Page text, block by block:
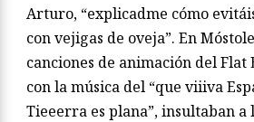
Arturo, “explicadme cómo
con vejigas de oveja”. En
canciones de animación del Flat
con la música del “que viiiva
Tieeerra es plana”, insultaban a